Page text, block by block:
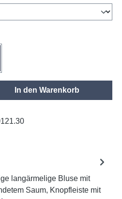
den gewünschten
In den Warenkorb
langärmelige Bluse mit
Saum, Knopfleiste mit